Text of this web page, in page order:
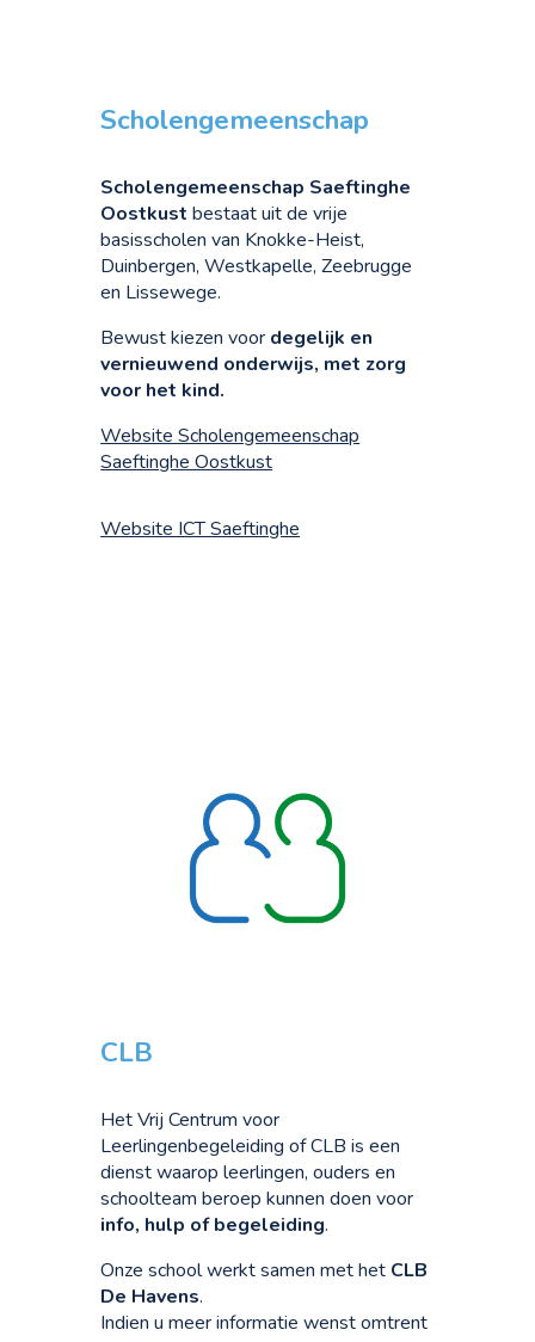
Scholengemeenschap
Scholengemeenschap Saeftinghe
Oostkust bestaat uit de vrije
basisscholen van Knokke-Heist,
Duinbergen, Westkapelle, Zeebrugge
en Lissewege.
Bewust kiezen voor degelijk en
vernieuwend onderwijs, met zorg
voor het kind.
Website Scholengemeenschap
Saeftinghe Oostkust
Website ICT Saeftinghe
CLB
Het Vrij Centrum voor
Leerlingenbegeleiding of CLB is een
dienst waarop leerlingen, ouders en
schoolteam beroep kunnen doen voor
info, hulp of begeleiding.
Onze school werkt samen met het CLB
De Havens.
Indien u meer informatie wenst omtrent